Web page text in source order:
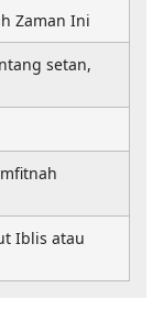
Zaman Ini
setan,
Iblis atau